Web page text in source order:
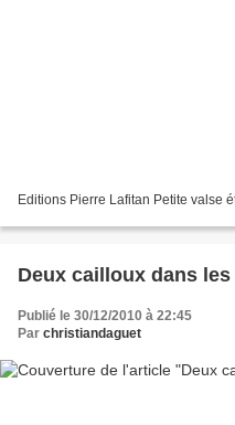
Editions Pierre Lafitan Petite valse
Deux cailloux dans
Publié le 30/12/2010 à 22:45
Par christiandaguet